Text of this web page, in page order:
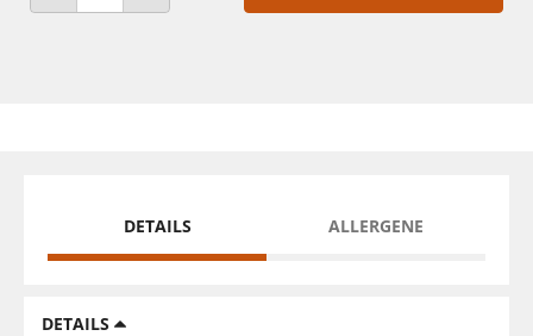
ANZAHL VERRINGERNANZAHL ERHÖHEN
DETAILS ALLERGENE
DETAILS